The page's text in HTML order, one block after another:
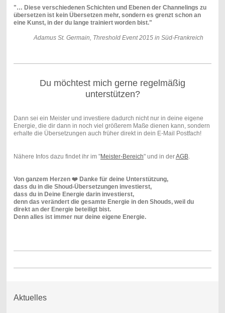
"… Diese verschiedenen Schichten und Ebenen der Channelings zu
übersetzen ist kein Übersetzen mehr, sondern es grenzt schon an
eine Kunst, in der du lange trainiert worden bist."
Adamus St. Germain, Threshold Event 2015 in Süd-Frankreich
Du möchtest mich gerne regelmäßig
unterstützen?
Dann sei ein Meister und investiere dadurch nicht nur in deine eigene
Energie, die dir dann in noch viel größerem Maße dienen kann, sondern
erhalte die Übersetzungen auch früher direkt in dein E-Mail Postfach!
Nähere Infos dazu findet ihr im "Meister-Bereich" und in derAGB.
Von ganzem Herzen ❤️ Danke für deine Unterstützung,
dass du in die Shoud-Übersetzungen investierst,
dass du in Deine Energie darin investierst,
denn das verändert die gesamte Energie in den Shouds, weil du
direkt an der Energie beteiligt bist.
Denn alles ist immer nur deine eigene Energie.
Aktuelles